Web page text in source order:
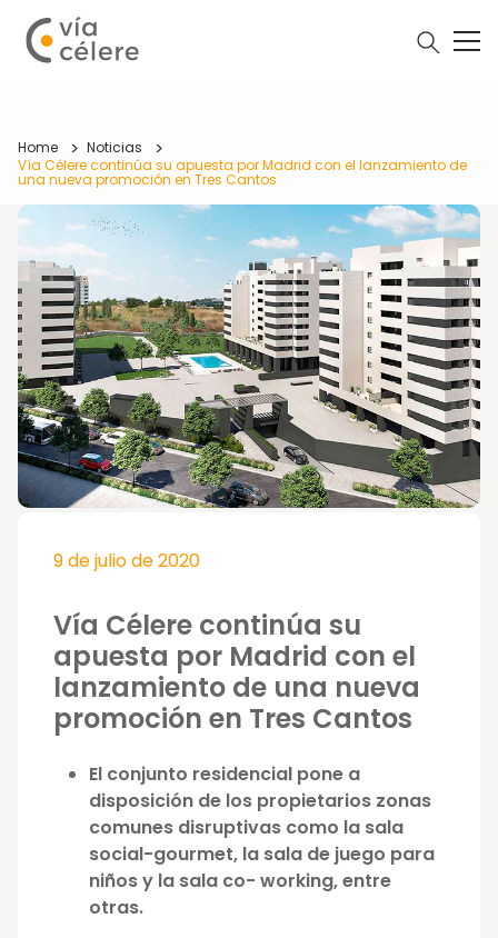
Home
Noticias
Vía Célere continúa su apuesta por Madrid con el lanzamiento de
una nueva promoción en Tres Cantos
9 de julio de 2020
Vía Célere continúa su
apuesta por Madrid con el
lanzamiento de una nueva
promoción en Tres Cantos
El conjunto residencial pone a
disposición de los propietarios zonas
comunes disruptivas como la sala
social-gourmet, la sala de juego para
niños y la sala co- working, entre
otras.